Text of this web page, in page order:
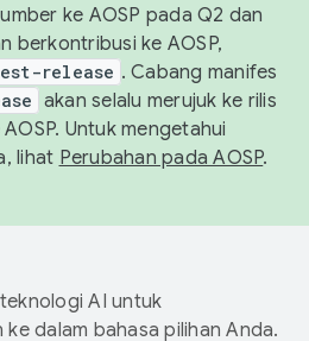
ke AOSP pada Q2 dan
berkontribusi ke AOSP,
release . Cabang manifes
akan selalu merujuk ke rilis
Untuk mengetahui
lihat Perubahan pada AOSP.
AI untuk
dalam bahasa pilihan Anda.